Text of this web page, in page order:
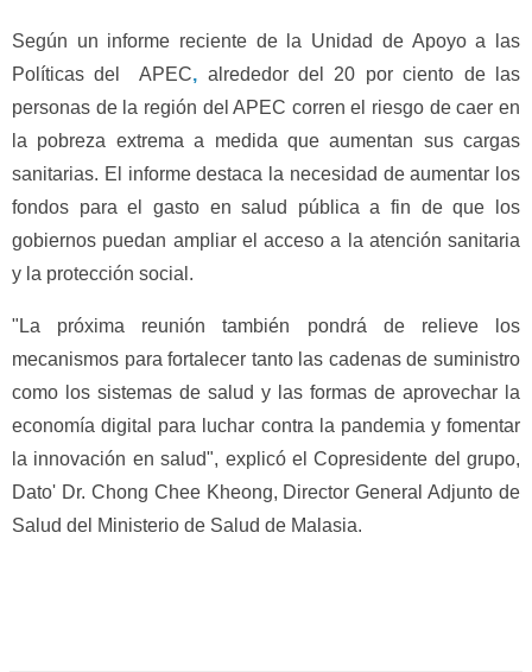
Según un informe reciente de la Unidad de Apoyo a las
Políticas del APEC, alrededor del 20 por ciento de las
personas de la región del APEC corren el riesgo de caer en
la pobreza extrema a medida que aumentan sus cargas
sanitarias. El informe destaca la necesidad de aumentar los
fondos para el gasto en salud pública a fin de que los
gobiernos puedan ampliar el acceso a la atención sanitaria
y la protección social.
"La próxima reunión también pondrá de relieve los
mecanismos para fortalecer tanto las cadenas de suministro
como los sistemas de salud y las formas de aprovechar la
economía digital para luchar contra la pandemia y fomentar
la innovación en salud", explicó el Copresidente del grupo,
Dato' Dr. Chong Chee Kheong, Director General Adjunto de
Salud del Ministerio de Salud de Malasia.